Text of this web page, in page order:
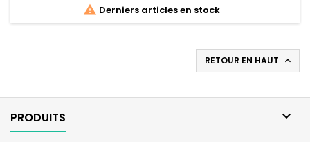
 Derniers articles en stock
RETOUR EN HAUT 
PRODUITS 